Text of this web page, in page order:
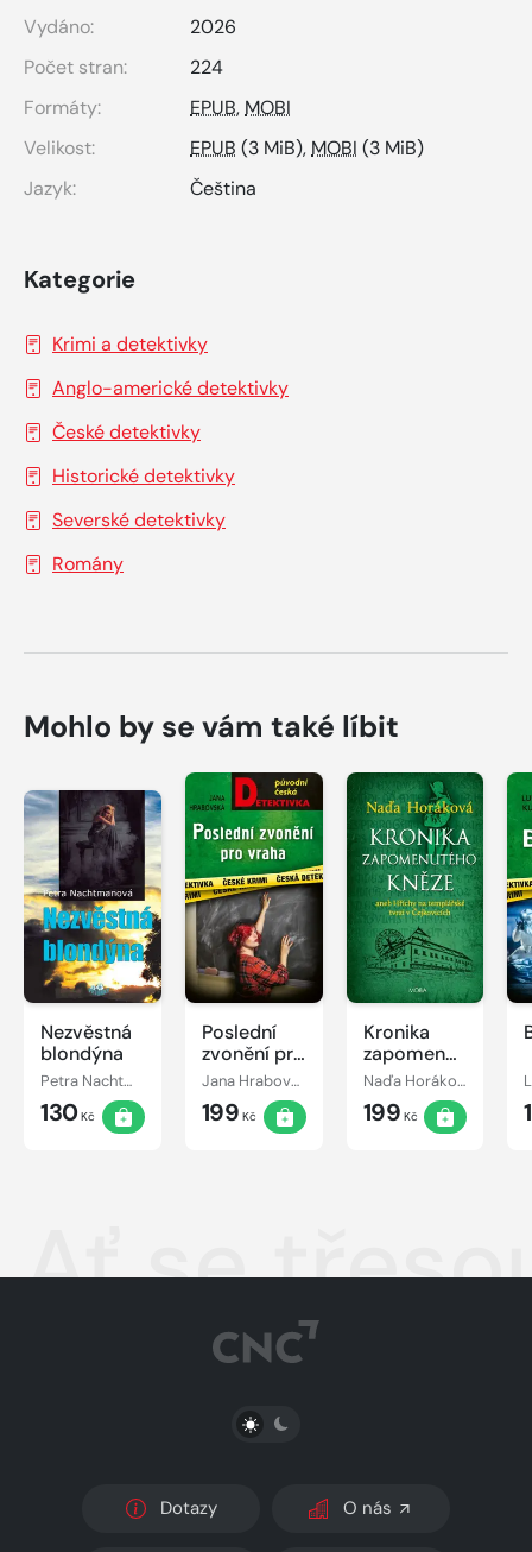
Vydáno:
2026
Počet stran:
224
Formáty:
EPUB, MOBI
Velikost:
EPUB (3 MiB), MOBI (3 MiB)
Jazyk:
Čeština
Kategorie
Krimi a detektivky
Anglo-americké detektivky
České detektivky
Historické detektivky
Severské detektivky
Romány
Mohlo by se vám také líbit
Nezvěstná
blondýna
Petra Nachtmanová
130Kč
Poslední
zvonění pro
vraha
Jana Hrabovská
199 Kč
Kronika
zapomenutého
kněze
Naďa Horáková
199 Kč
Ať se
PŘEPNOUT SVĚTLÝ/TMAVÝ REŽIM
Dotazy O nás